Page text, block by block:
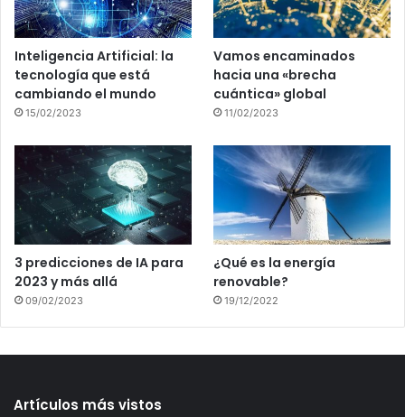
Inteligencia Artificial: la
tecnología que está
cambiando el mundo
15/02/2023
Vamos encaminados
hacia una «brecha
cuántica» global
11/02/2023
3 predicciones de IA para
2023 y más allá
09/02/2023
¿Qué es la energía
renovable?
19/12/2022
Artículos más vistos